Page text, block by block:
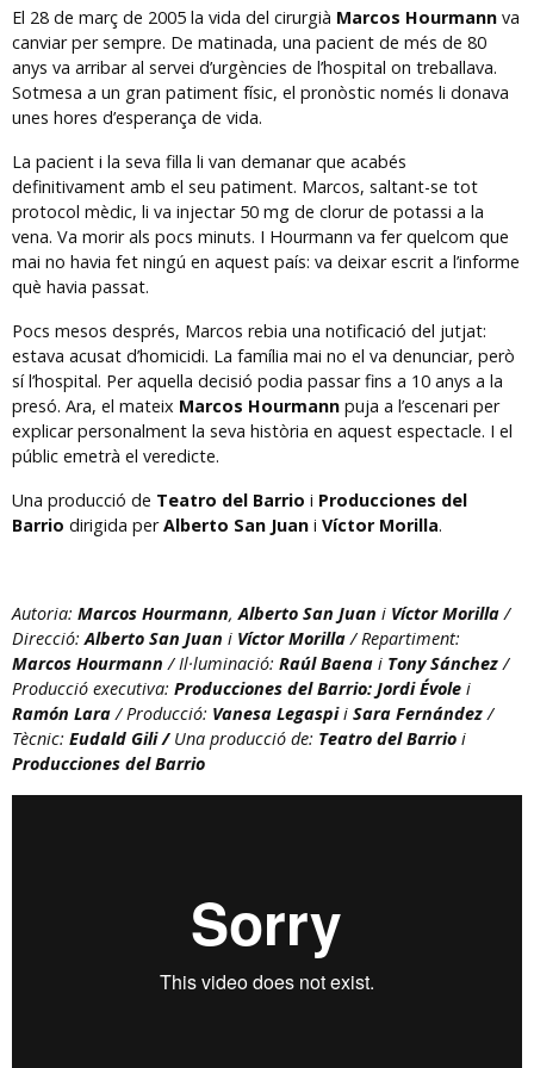
El 28 de març de 2005 la vida del cirurgià Marcos Hourmann va
canviar per sempre. De matinada, una pacient de més de 80
anys va arribar al servei d’urgències de l’hospital on treballava.
Sotmesa a un gran patiment físic, el pronòstic només li donava
unes hores d’esperança de vida.
La pacient i la seva filla li van demanar que acabés
definitivament amb el seu patiment. Marcos, saltant-se tot
protocol mèdic, li va injectar 50 mg de clorur de potassi a la
vena. Va morir als pocs minuts. I Hourmann va fer quelcom que
mai no havia fet ningú en aquest país: va deixar escrit a l’informe
què havia passat.
Pocs mesos després, Marcos rebia una notificació del jutjat:
estava acusat d’homicidi. La família mai no el va denunciar, però
sí l’hospital. Per aquella decisió podia passar fins a 10 anys a la
presó. Ara, el mateix Marcos Hourmann puja a l’escenari per
explicar personalment la seva història en aquest espectacle. I el
públic emetrà el veredicte.
Una producció de Teatro del Barrio i Producciones del
Barrio dirigida perAlberto San Juan i Víctor Morilla.
Autoria: Marcos Hourmann,Alberto San Juan i Víctor Morilla/
Direcció:Alberto San Juan i Víctor Morilla/ Repartiment:
Marcos Hourmann/ Il·luminació: Raúl Baena i Tony Sánchez/
Producció executiva: Producciones del Barrio: Jordi Évole i
Ramón Lara/ Producció: Vanesa Legaspii Sara Fernández/
Tècnic: Eudald Gili / Una producció de: Teatro del Barrio i
Producciones del Barrio